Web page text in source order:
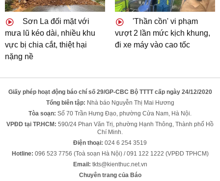
Sơn La đối mặt với
mưa lũ kéo dài, nhiều khu
vực bị chia cắt, thiệt hại
nặng nề
'Thần cồn' vi phạm
vượt 2 lần mức kịch khung,
đi xe máy vào cao tốc
Giấy phép hoạt động báo chí số 29/GP-CBC Bộ TTTT cấp ngày 24/12/2020
Tổng biên tập: Nhà báo Nguyễn Thị Mai Hương
Tòa soạn: Số 70 Trần Hưng Đạo, phường Cửa Nam, Hà Nội.
VPĐD tại TP.HCM: 590/24 Phan Văn Trị, phường Hạnh Thông, Thành phố Hồ
Chí Minh.
Điện thoại: 024 6 254 3519
Hotline: 096 523 7756 (Toà soạn Hà Nội) / 091 122 1222 (VPĐD TPHCM)
Email: tkts@kienthuc.net.vn
Chuyên trang của Báo